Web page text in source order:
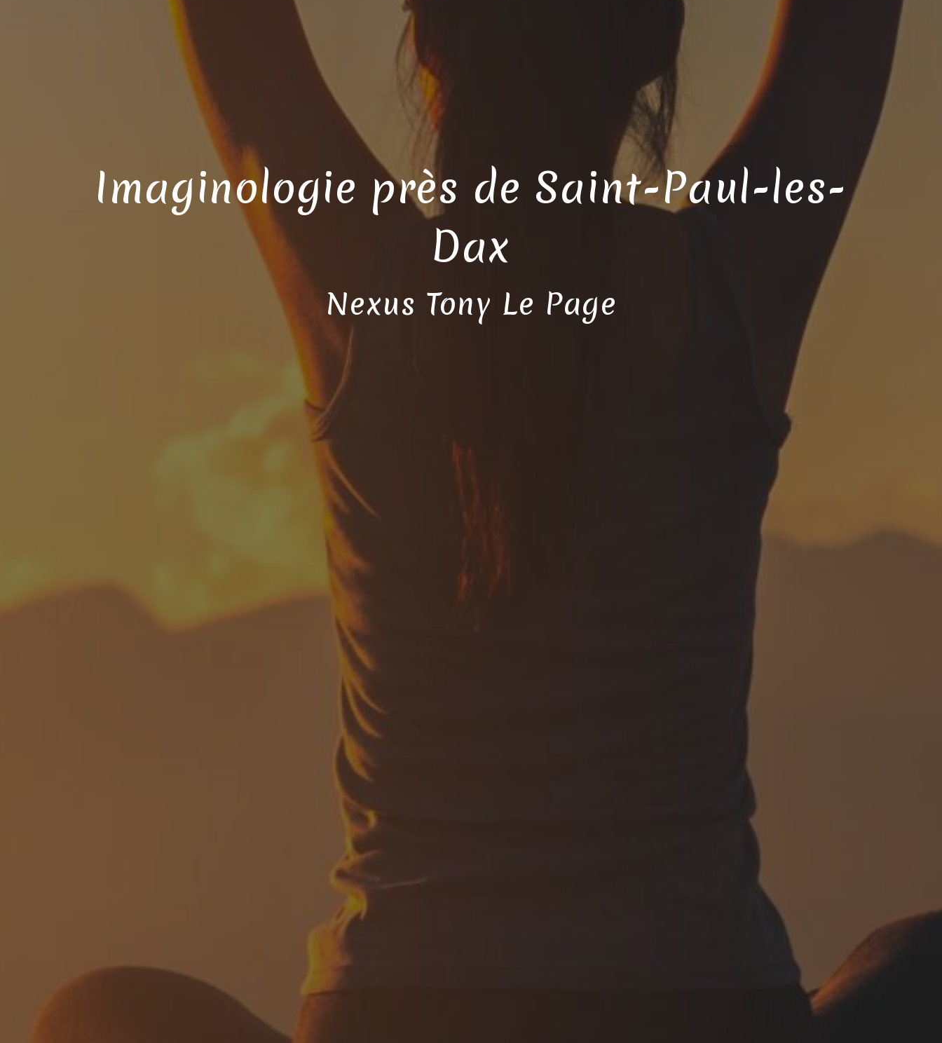
Imaginologie près de Saint-Paul-les-
Dax
Nexus Tony Le Page